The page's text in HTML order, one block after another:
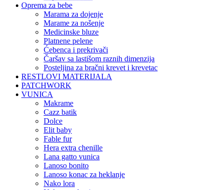
Oprema za bebe
marama za dojenje
marame za nošenje
medicinske bluze
platnene pelene
ćebenca i prekrivači
čaršav sa lastišom raznih dimenzija
posteljina za bračni krevet i krevetac
RESTLOVI MATERIJALA
PATCHWORK
VUNICA
makrame
cazz batik
dolce
elit baby
fable fur
hera extra chenille
lana gatto vunica
lanoso bonito
lanoso konac za heklanje
nako lora